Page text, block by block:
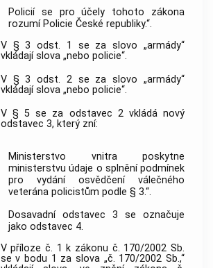
Policií se pro účely tohoto zákona
rozumí Policie České republiky.“.
V § 3 odst. 1 se za slovo „armády“
vkládají slova „nebo policie“.
V § 3 odst. 2 se za slovo „armády“
vkládají slova „nebo policie“.
V § 5 se za odstavec 2 vkládá nový
odstavec 3, který zní:
Ministerstvo vnitra poskytne
ministerstvu údaje o splnění podmínek
pro vydání osvědčení válečného
veterána policistům podle § 3.“.
Dosavadní odstavec 3 se označuje
jako odstavec 4.
V příloze č. 1 k zákonu č. 170/2002 Sb.
se v bodu 1 za slova „č. 170/2002 Sb.,“